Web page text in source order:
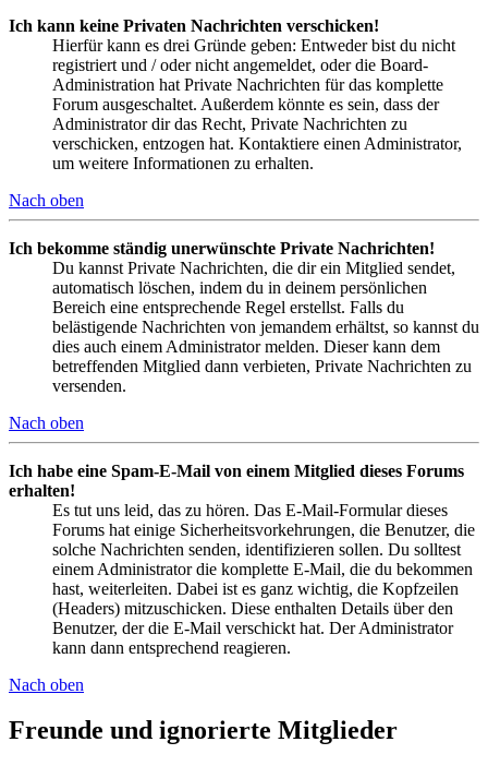
Ich kann keine Privaten Nachrichten verschicken!
Hierfür kann es drei Gründe geben: Entweder bist du nicht
registriert und / oder nicht angemeldet, oder die Board-
Administration hat Private Nachrichten für das komplette
Forum ausgeschaltet. Außerdem könnte es sein, dass der
Administrator dir das Recht, Private Nachrichten zu
verschicken, entzogen hat. Kontaktiere einen Administrator,
um weitere Informationen zu erhalten.
Nach oben
Ich bekomme ständig unerwünschte Private Nachrichten!
Du kannst Private Nachrichten, die dir ein Mitglied sendet,
automatisch löschen, indem du in deinem persönlichen
Bereich eine entsprechende Regel erstellst. Falls du
belästigende Nachrichten von jemandem erhältst, so kannst du
dies auch einem Administrator melden. Dieser kann dem
betreffenden Mitglied dann verbieten, Private Nachrichten zu
versenden.
Nach oben
Ich habe eine Spam-E-Mail von einem Mitglied dieses Forums
erhalten!
Es tut uns leid, das zu hören. Das E-Mail-Formular dieses
Forums hat einige Sicherheitsvorkehrungen, die Benutzer, die
solche Nachrichten senden, identifizieren sollen. Du solltest
einem Administrator die komplette E-Mail, die du bekommen
hast, weiterleiten. Dabei ist es ganz wichtig, die Kopfzeilen
(Headers) mitzuschicken. Diese enthalten Details über den
Benutzer, der die E-Mail verschickt hat. Der Administrator
kann dann entsprechend reagieren.
Nach oben
Freunde und ignorierte Mitglieder